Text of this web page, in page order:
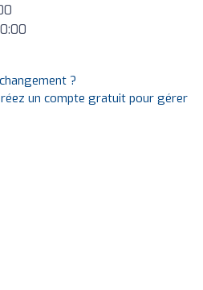
?
un compte gratuit pour gérer